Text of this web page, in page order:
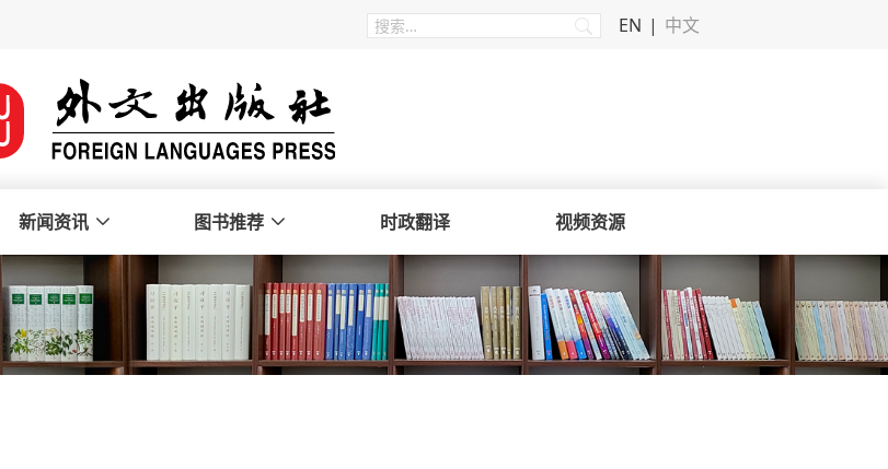
EN 中文
新闻资讯 图书推荐 时政翻译 视频资源